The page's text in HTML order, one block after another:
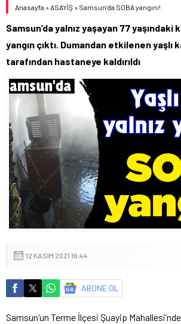
Anasayfa » ASAYİŞ » Samsun’da SOBA yangını!
Samsun’da yalnız yaşayan 77 yaşındaki
yangın çıktı. Dumandan etkilenen yaşlı
tarafından hastaneye kaldırıldı
12 KASIM 2021 16:44
ABONE OL
Samsun’un Terme İlçesi Şuayip